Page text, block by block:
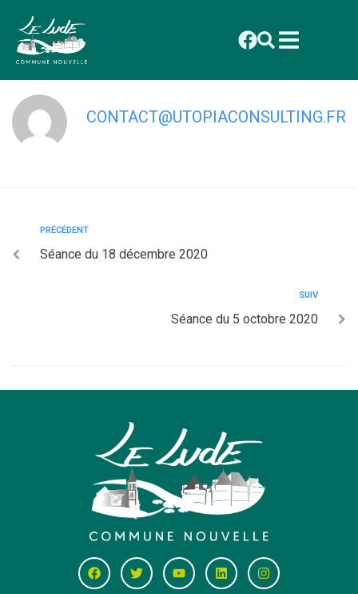
principal
Séance du 23 novembre 2020
CONTACT@UTOPIACONSULTING.FR
PRÉCÉDENT
Séance du 18 décembre 2020
SUIV
Séance du 5 octobre 2020